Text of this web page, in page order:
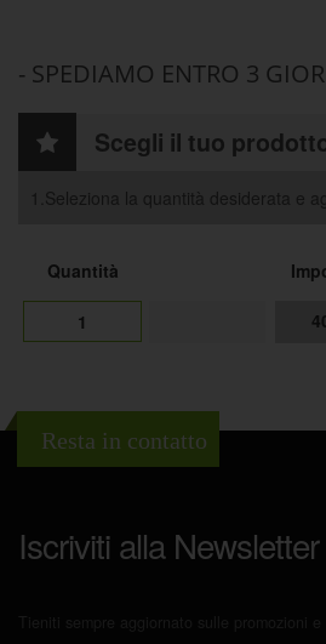
- SPEDIAMO ENTRO 3
Scegli il tuo
1.Seleziona la quantità desiderata e
Quantità
1
Resta in contatto
Iscriviti alla Newsletter